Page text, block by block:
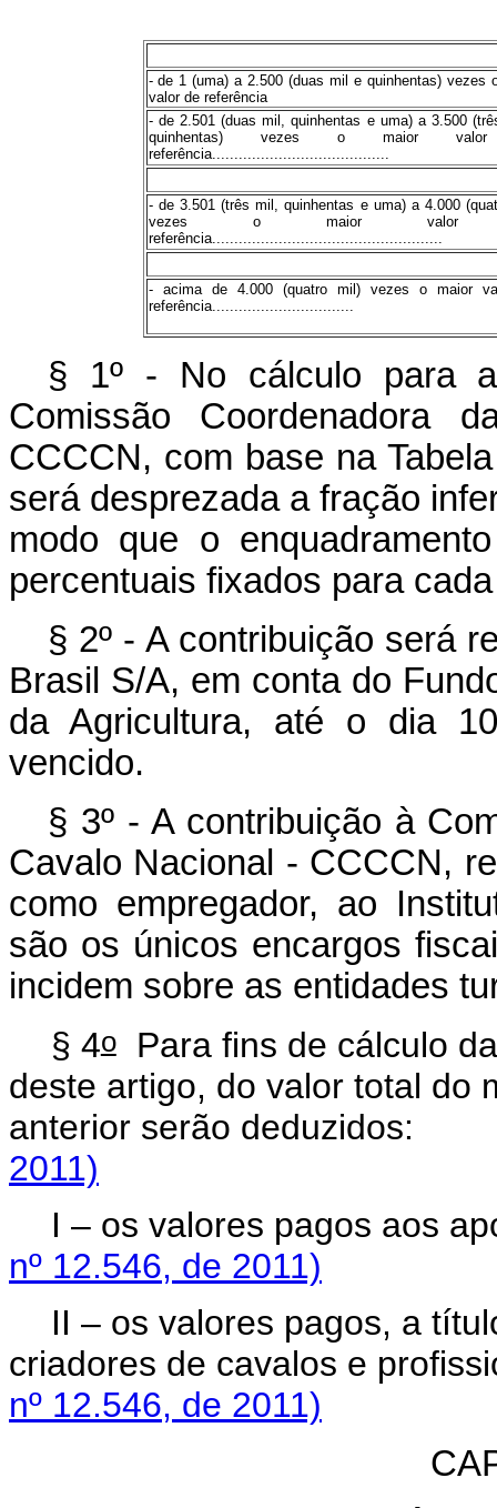
- de 1 (uma) a 2.500 (duas mil e quinhentas) vezes
valor de referência
- de 2.501 (duas mil, quinhentas e uma) a 3.500
quinhentas) vezes o maior
referência........................................
- de 3.501 (três mil, quinhentas e uma) a 4.000
vezes o maior valor
referência....................................................
- acima de 4.000 (quatro mil) vezes o maior
referência................................
§ 1º - No cálculo para
Comissão Coordenadora
CCCCN, com base na
será desprezada a fração
modo que o
percentuais fixados para
§ 2º - A contribuição será
Brasil S/A, em conta do
da Agricultura, até o dia
vencido.
§ 3º - A contribuição à
Cavalo Nacional - CCCCN,
como empregador, ao
são os únicos encargos
incidem sobre as entidades
§ 4oPara fins de cálculo
deste artigo, do valor total do
anterior serão deduzidos:
2011)
I – os valores pagos aos
nº 12.546, de 2011)
II – os valores pagos, a
criadores de cavalos e
nº 12.546, de 2011)